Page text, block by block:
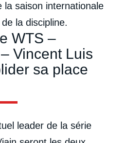
la saison internationale
la discipline.
WTS –
Vincent Luis
sa place
leader de la série